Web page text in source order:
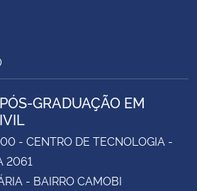
GRADUAÇÃO EM
- CENTRO DE TECNOLOGIA -
2061
- BAIRRO CAMOBI